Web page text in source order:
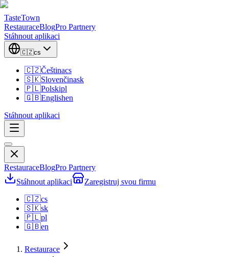
TasteTown
RestauraceBlogPro Partnery
Stáhnout aplikaci
🇨🇿cs
🇨🇿Češtinacs
🇸🇰Slovenčinask
🇵🇱Polskipl
🇬🇧Englishen
Stáhnout aplikaci
RestauraceBlogPro Partnery
Stáhnout aplikaci
Zaregistruj svou firmu
🇨🇿cs
🇸🇰sk
🇵🇱pl
🇬🇧en
Restaurace